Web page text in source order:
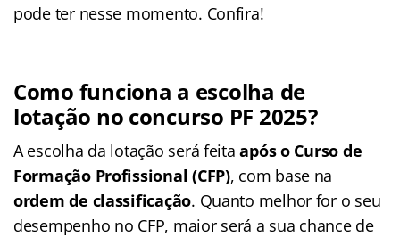
pode ter nesse momento. Confira!
Como funciona a escolha de
lotação no concurso PF 2025?
A escolha da lotação será feitaapós o Curso de
Formação Profissional (CFP), com base na
ordem de classificação. Quanto melhor for o seu
desempenho no CFP, maior será a sua chance de